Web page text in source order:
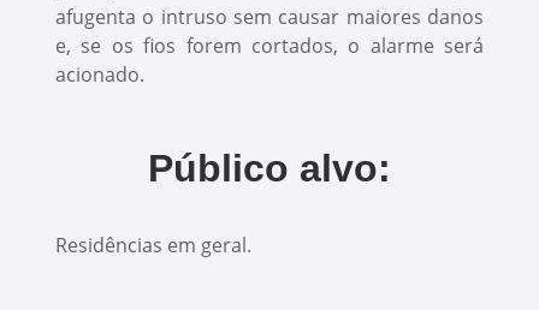
afugenta o intruso sem causar maiores danos
e, se os fios forem cortados, o alarme será
acionado.
Público alvo:
Residências em geral.